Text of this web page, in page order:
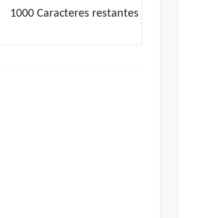
1000 Caracteres restantes